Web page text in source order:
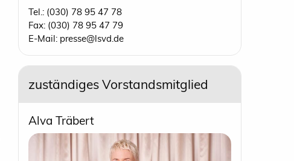
Tel.: (030) 78 95 47 78
Fax: (030) 78 95 47 79
E-Mail: presse@lsvd.de
zuständiges Vorstandsmitglied
Alva Träbert